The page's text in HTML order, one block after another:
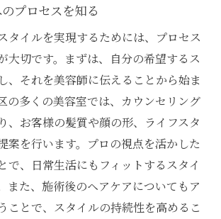
プロセスを知る
タイルを実現するためには、プロセス
大切です。まずは、自分の希望するス
、それを美容師に伝えることから始ま
の多くの美容室では、カウンセリング
、お客様の髪質や顔の形、ライフスタ
案を行います。プロの視点を活かした
で、日常生活にもフィットするスタイ
また、施術後のヘアケアについてもア
ことで、スタイルの持続性を高めるこ